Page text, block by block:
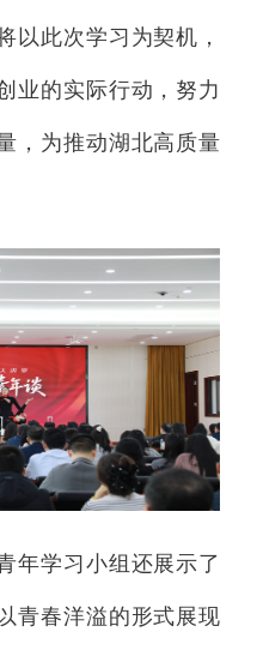
以此次学习为契机，
业的实际行动，努力
，为推动湖北高质量
学习小组还展示了
青春洋溢的形式展现